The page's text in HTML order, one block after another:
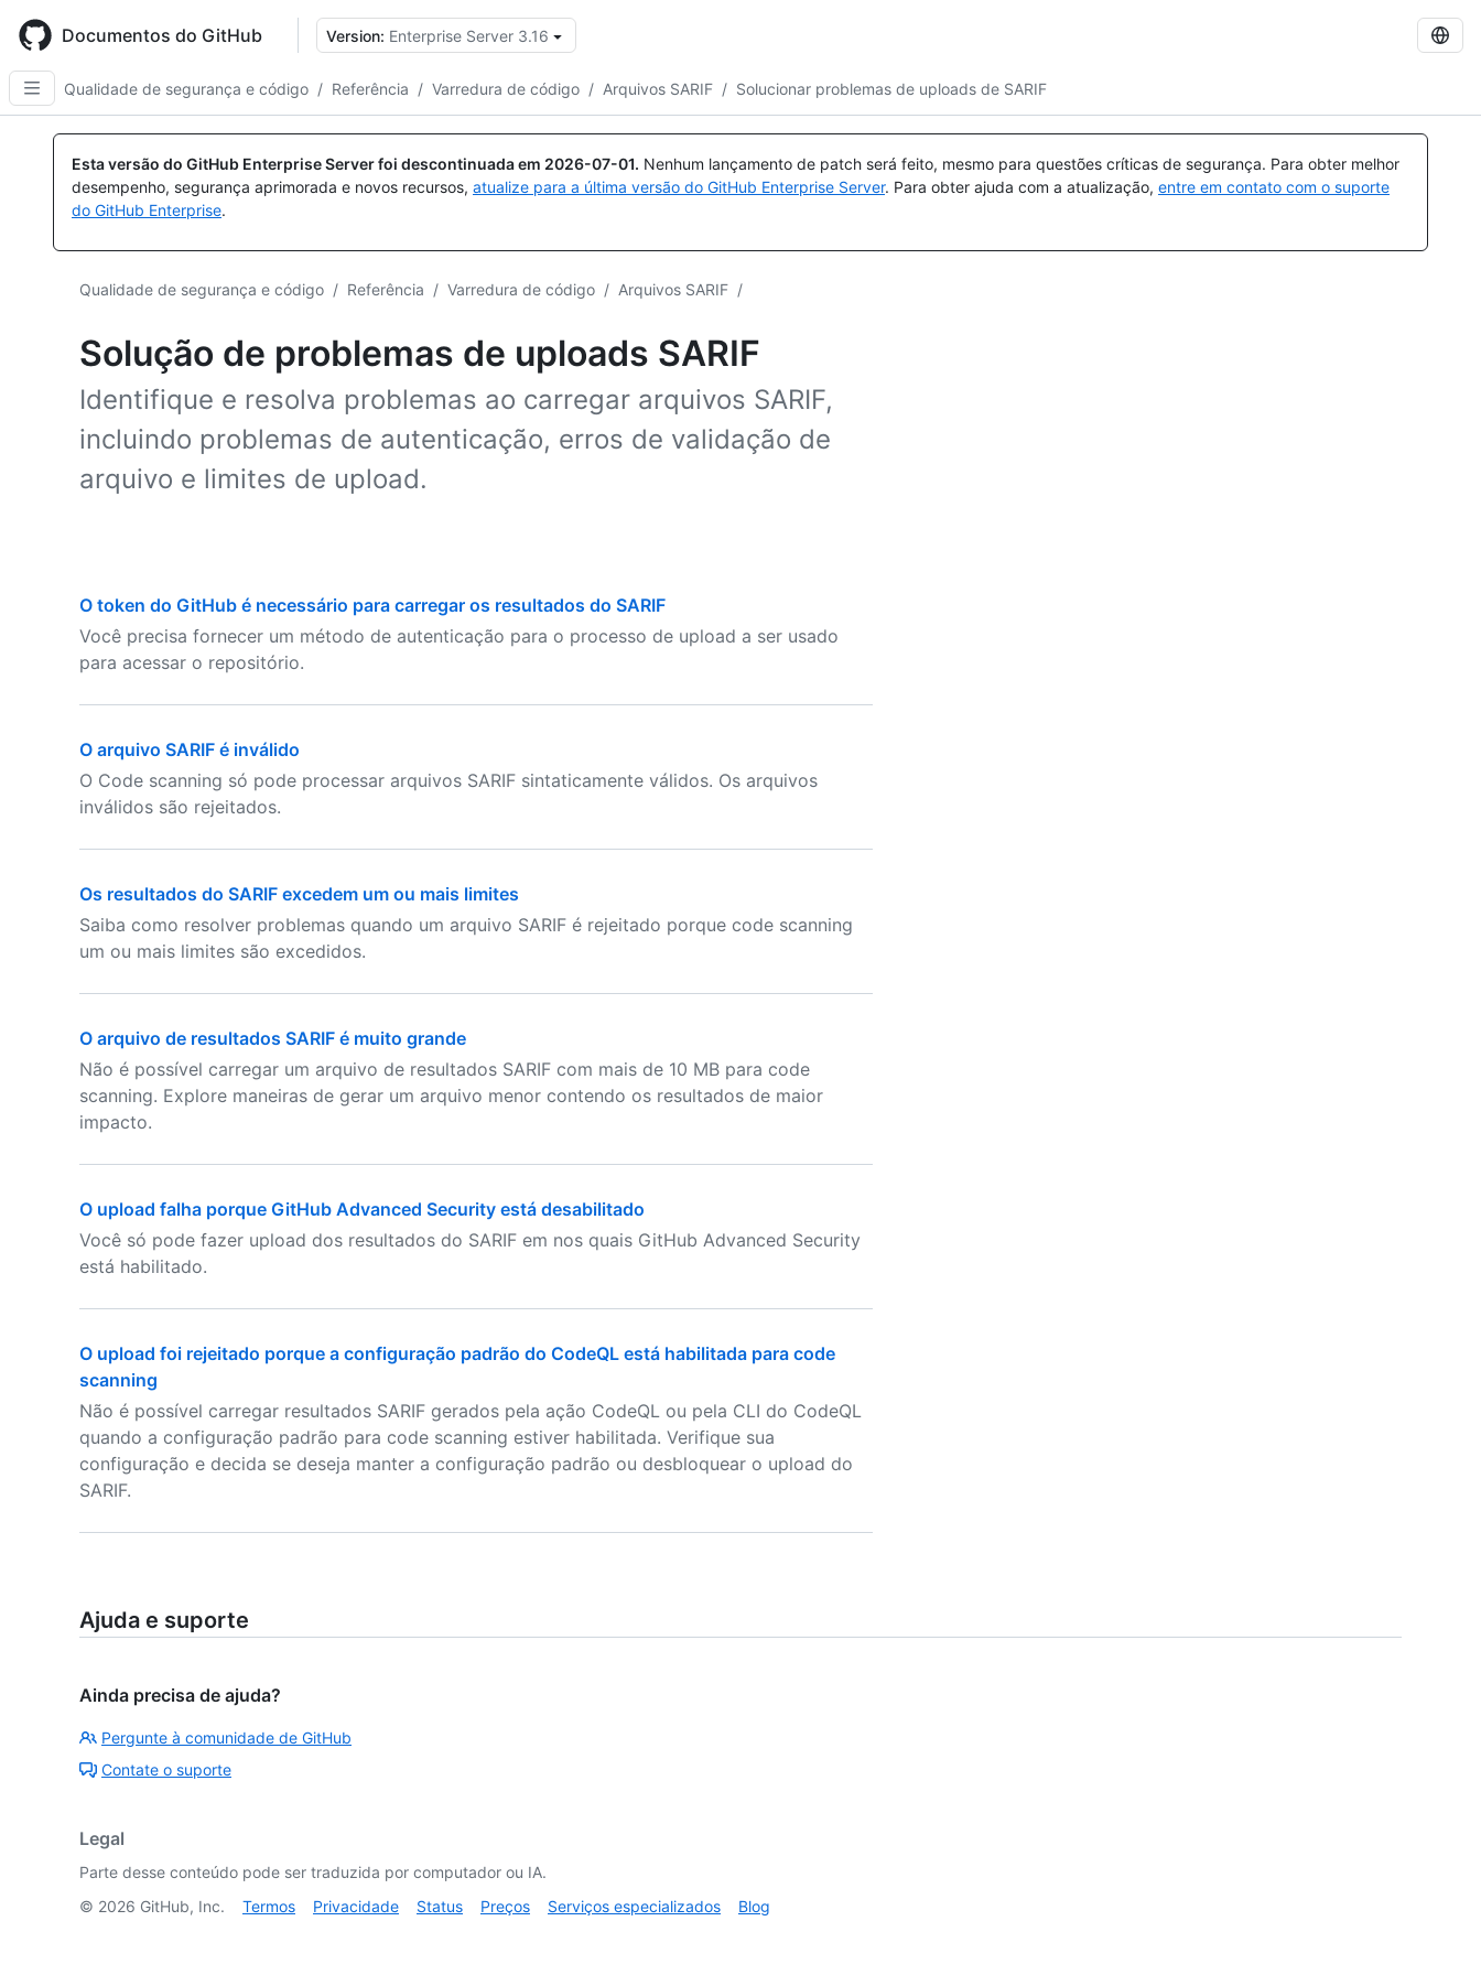
main
content
Documentos do GitHub Version: Enterprise Server 3.16
Qualidade de segurança e código / Referência / Varredura de código / Arquivos SARIF / Solucionar problemas de uploads de SARIF
Esta versão do GitHub Enterprise Server foi descontinuada em 2026-07-01. Nenhum lançamento de patch será feito, mesmo para questões críticas de segurança. Para obter melhor
desempenho, segurança aprimorada e novos recursos, atualize para a última versão do GitHub Enterprise Server. Para obter ajuda com a atualização, entre em contato com o suporte
do GitHub Enterprise.
Qualidade de segurança e código / Referência / Varredura de código / Arquivos SARIF /
Solução de problemas de uploads SARIF
Identifique e resolva problemas ao carregar arquivos SARIF,
incluindo problemas de autenticação, erros de validação de
arquivo e limites de upload.
O token do GitHub é necessário para carregar os resultados do SARIF
Você precisa fornecer um método de autenticação para o processo de upload a ser usado
para acessar o repositório.
O arquivo SARIF é inválido
O Code scanning só pode processar arquivos SARIF sintaticamente válidos. Os arquivos
inválidos são rejeitados.
Os resultados do SARIF excedem um ou mais limites
Saiba como resolver problemas quando um arquivo SARIF é rejeitado porque code scanning
um ou mais limites são excedidos.
O arquivo de resultados SARIF é muito grande
Não é possível carregar um arquivo de resultados SARIF com mais de 10 MB para code
scanning. Explore maneiras de gerar um arquivo menor contendo os resultados de maior
impacto.
O upload falha porque GitHub Advanced Security está desabilitado
Você só pode fazer upload dos resultados do SARIF em nos quais GitHub Advanced Security
está habilitado.
O upload foi rejeitado porque a configuração padrão do CodeQL está habilitada para code
scanning
Não é possível carregar resultados SARIF gerados pela ação CodeQL ou pela CLI do CodeQL
quando a configuração padrão para code scanning estiver habilitada. Verifique sua
configuração e decida se deseja manter a configuração padrão ou desbloquear o upload do
SARIF.
Ajuda e suporte
Ainda precisa de ajuda?
Pergunte à comunidade de GitHub
Contate o suporte
Legal
Parte desse conteúdo pode ser traduzida por computador ou IA.
© 2026 GitHub, Inc. Termos Privacidade Status Preços Serviços especializados Blog